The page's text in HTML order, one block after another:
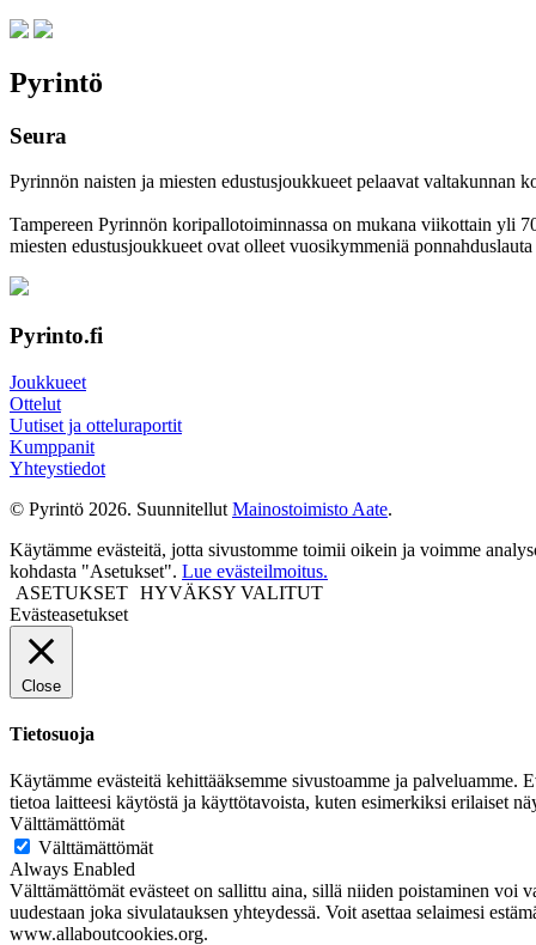
Pyrintö
Seura
Pyrinnön naisten ja miesten edustusjoukkueet pelaavat
Tampereen Pyrinnön kori­pallo­toimin­nassa on mukana viikottain yli
miesten edustus­joukkueet ovat olleet vuosi­kymmeniä
Pyrinto.fi
Joukkueet
Ottelut
Uutiset ja otteluraportit
Kumppanit
Yhteystiedot
© Pyrintö 2026. Suunnitellut Mainostoimisto Aate.
Käytämme evästeitä, jotta sivustomme toimii oikein ja voimme
kohdasta "Asetukset". Lue evästeilmoitus.
ASETUKSET HYVÄKSY VALITUT
Evästeasetukset
Close
Tietosuoja
Käytämme evästeitä kehittääksemme sivustoamme ja
tietoa laitteesi käytöstä ja käyttötavoista, kuten esimerkiksi erilaiset
Välttämättömät
Välttämättömät
Always Enabled
Välttämättömät evästeet on sallittu aina, sillä niiden poistaminen voi
uudestaan joka sivulatauksen yhteydessä. Voit asettaa selaimesi
www.allaboutcookies.org.